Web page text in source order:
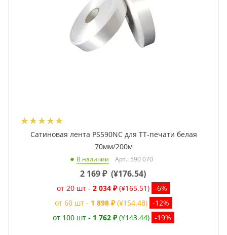
Сатиновая лента PS590NC для ТТ-печати белая
70мм/200м
В наличии Арт.: 590 070
2 169₽ (¥176.54)
от 20 шт - 2 034 ₽ (¥165.51) -6%
от 60 шт - 1 898 ₽ (¥154.48) -12%
от 100 шт - 1 762 ₽ (¥143.44) -19%